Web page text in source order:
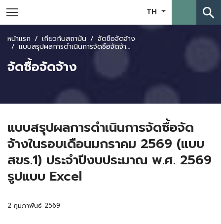
TH search
หน้าแรก เกี่ยวกับสถาบัน จัดซื้อจัดจ้าง
แบบสรุปผลการดำเนินการจัดซื้อจัดจ้างในรอบเดือนมกราคม 2569 (แบบ สขร.1) ประจำปีงบประมาณ พ.ศ. 2569 รูปแบบ Excel
จัดซื้อจัดจ้าง
แบบสรุปผลการดำเนินการจัดซื้อจัด
จ้างในรอบเดือนมกราคม 2569 (แบบ
สขร.1) ประจำปีงบประมาณ พ.ศ. 2569
รูปแบบ Excel
2 กุมภาพันธ์ 2569